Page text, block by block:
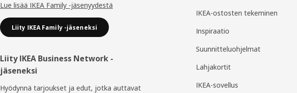
Lue lisää IKEA Family -jäsenyydestä
Liity IKEA Family -jäseneksi
Liity IKEA Business Network -
jäseneksi
Hyödynnä tarjoukset ja edut, jotka auttavat
IKEA-ostosten tekeminen
Inspiraatio
Suunnitteluohjelmat
Lahjakortit
IKEA-sovellus